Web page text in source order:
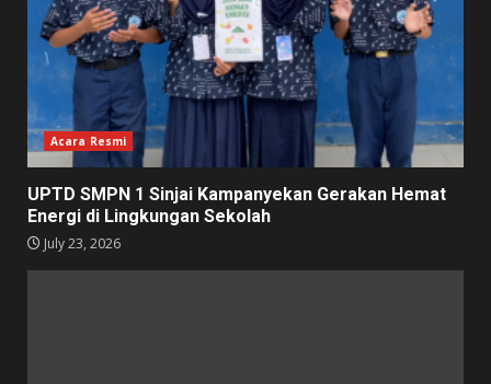
Acara Resmi
UPTD SMPN 1 Sinjai Kampanyekan Gerakan Hemat
Energi di Lingkungan Sekolah
July 23, 2026